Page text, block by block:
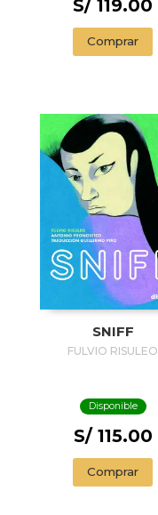
S/ 119.00
Comprar
SNIFF
FULVIO RISULEO
Disponible
S/ 115.00
Comprar